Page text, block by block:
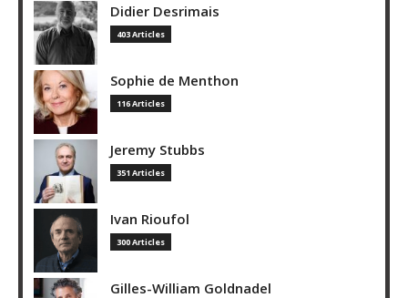
Didier Desrimais
403 Articles
Sophie de Menthon
116 Articles
Jeremy Stubbs
351 Articles
Ivan Rioufol
300 Articles
Gilles-William Goldnadel